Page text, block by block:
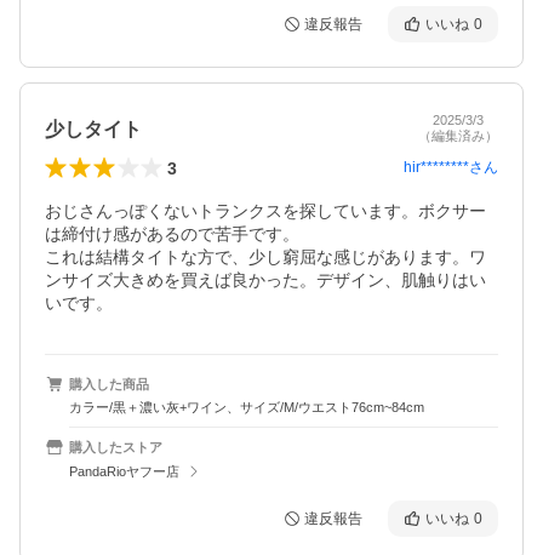
違反報告 いいね 0
少しタイト
2025/3/3
（編集済み）
3 hir********さん
おじさんっぽくないトランクスを探しています。ボクサー
は締付け感があるので苦手です。
これは結構タイトな方で、少し窮屈な感じがあります。ワ
ンサイズ大きめを買えば良かった。デザイン、肌触りはい
いです。
購入した商品
カラー/黒＋濃い灰+ワイン、サイズ/M/ウエスト76cm~84cm
購入したストア
PandaRioヤフー店
違反報告 いいね 0